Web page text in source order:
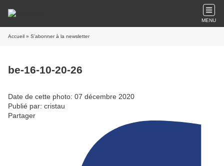
MENU
Accueil » S'abonner à la newsletter
be-16-10-20-26
Date de cette photo: 07 décembre 2020
Publié par: cristau
Partager